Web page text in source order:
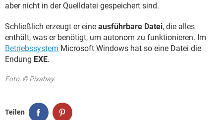
aber nicht in der Quelldatei gespeichert sind.
Schließlich erzeugt er eine ausführbare Datei, die alles
enthält, was er benötigt, um autonom zu funktionieren. Im
Betriebssystem Microsoft Windows hat so eine Datei die
Endung EXE.
Foto: © Pixabay.
Teilen